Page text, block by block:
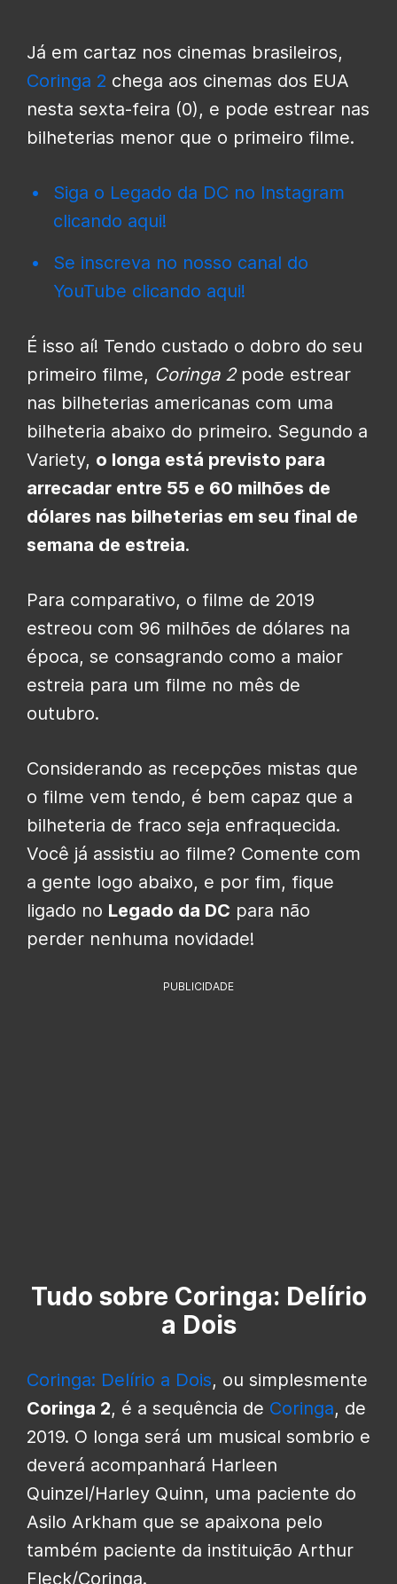
Já em cartaz nos cinemas brasileiros,
Coringa 2 chega aos cinemas dos EUA
nesta sexta-feira (0), e pode estrear nas
bilheterias menor que o primeiro filme.
Siga o Legado da DC no Instagram
clicando aqui!
Se inscreva no nosso canal do
YouTube clicando aqui!
É isso aí! Tendo custado o dobro do seu
primeiro filme, Coringa 2pode estrear
nas bilheterias americanas com uma
bilheteria abaixo do primeiro. Segundo a
Variety, o longa está previsto para
arrecadar entre 55 e 60 milhões de
dólares nas bilheterias em seu final de
semana de estreia.
Para comparativo, o filme de 2019
estreou com 96 milhões de dólares na
época, se consagrando como a maior
estreia para um filme no mês de
outubro.
Considerando as recepções mistas que
o filme vem tendo, é bem capaz que a
bilheteria de fraco seja enfraquecida.
Você já assistiu ao filme? Comente com
a gente logo abaixo, e por fim, fique
ligado no Legado da DC para não
perder nenhuma novidade!
PUBLICIDADE
Tudo sobre Coringa: Delírio
a Dois
Coringa: Delírio a Dois, ou simplesmente
Coringa 2, é a sequência de Coringa, de
2019. O longa será um musical sombrio e
deverá acompanhará Harleen
Quinzel/Harley Quinn, uma paciente do
Asilo Arkham que se apaixona pelo
também paciente da instituição Arthur
Fleck/Coringa.